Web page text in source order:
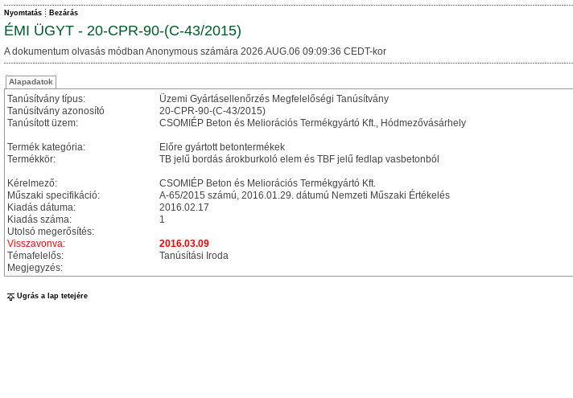
Nyomtatás Bezárás
ÉMI ÜGYT - 20-CPR-90-(C-43/2015)
A dokumentum olvasás módban Anonymous számára 2026.AUG.06 09:09:36 CEDT-kor
Alapadatok
Tanúsítvány típus:
Üzemi Gyártásellenőrzés Megfelelőségi Tanúsítvány
Tanúsítvány azonosító
20-CPR-90-(C-43/2015)
Tanúsított üzem:
CSOMIÉP Beton és Meliorációs Termékgyártó Kft., Hódmezővásárhely
Termék kategória:
Előre gyártott betontermékek
Termékkör:
TB jelű bordás árokburkoló elem és TBF jelű fedlap vasbetonból
Kérelmező:
CSOMIÉP Beton és Meliorációs Termékgyártó Kft.
Műszaki specifikáció:
A-65/2015 számú, 2016.01.29. dátumú Nemzeti Műszaki Értékelés
Kiadás dátuma:
2016.02.17
Kiadás száma:
1
Utolsó megerősítés:
Visszavonva:
2016.03.09
Témafelelős:
Tanúsítási Iroda
Megjegyzés:
Ugrás a lap tetejére